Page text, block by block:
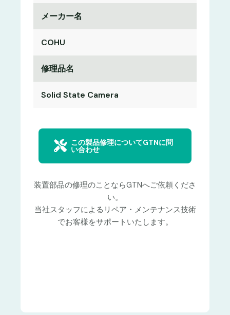
メーカー名
COHU
修理品名
Solid State Camera
この製品修理についてGTNに問
い合わせ
装置部品の修理のことならGTNへご依頼くださ
い。
当社スタッフによるリペア・メンテナンス技術
でお客様をサポートいたします。